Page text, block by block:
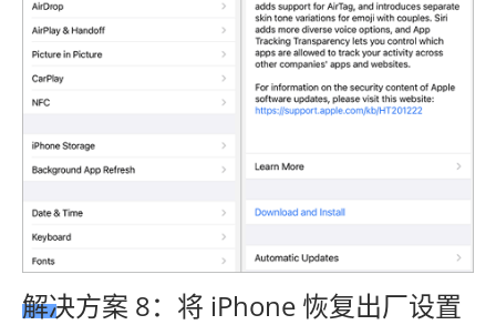
解决方案 8：将 iPhone 恢复出厂设置